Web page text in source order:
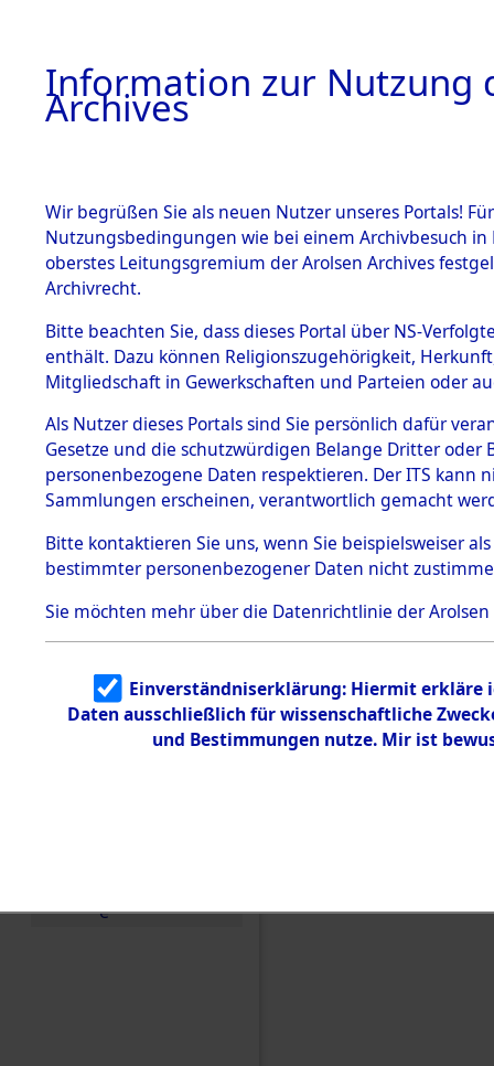
BESTÄNDE
1.
mente
5. Verschiedenes
5.3
Todesmärsche
5.3.1 Alliierte
Erhebungen
zu
Todesmärsch
en
5.3.2
Identifizierun
g
5.3.3
Todesmärsch
e
und
0036
Information zur Nutzung
Archives
Wir begrüßen Sie als neuen Nutzer unseres Portals!
Nutzungsbedingungen wie bei einem Archivbesuch
oberstes Leitungsgremium der Arolsen Archives
Archivrecht.
Bitte beachten Sie, dass dieses Portal über NS-
enthält. Dazu können Religionszugehörigkeit,
Mitgliedschaft in Gewerkschaften und Parteien oder
Als Nutzer dieses Portals sind Sie persönlich dafür
Gesetze und die schutzwürdigen Belange Dritter
personenbezogene Daten respektieren. Der ITS
Sammlungen erscheinen, verantwortlich gemacht
Bitte kontaktieren Sie uns, wenn Sie beispielsweiser
bestimmter personenbezogener Daten nicht
Sie möchten mehr über die Datenrichtlinie der Arolsen
Einverständniserklärung: Hiermit erkläre
Daten ausschließlich für wissenschaftliche
und Bestimmungen nutze. Mir ist